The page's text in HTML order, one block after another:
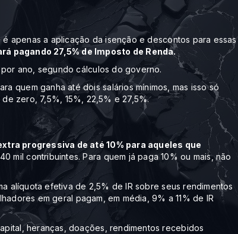
apenas a aplicação da isenção e descontos para essas
pagando 27,5% de Imposto de Renda.
ano, segundo cálculos do governo.
quem ganha até dois salários mínimos, mas isso só
zero, 7,5%, 15%, 22,5% e 27,5%.
progressiva de até 10% para aqueles que
mil contribuintes. Para quem já paga 10% ou mais, não
alíquota efetiva de 2,5% de IR sobre seus rendimentos
em geral pagam, em média, 9% a 11% de IR
heranças, doações, rendimentos recebidos